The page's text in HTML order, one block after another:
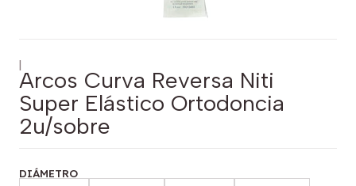
|
Arcos Curva Reversa Niti
Super Elástico Ortodoncia
2u/sobre
DIÁMETRO